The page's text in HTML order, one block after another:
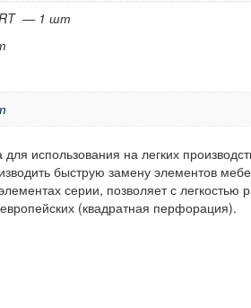
— 1 шт
использования на легких
быструю замену элементов
серии, позволяет с легкостью
(квадратная перфорация).